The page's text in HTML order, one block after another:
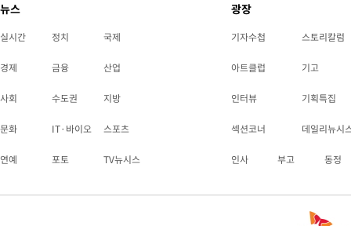
뉴스
실시간 정치 국제
경제 금융 산업
사회 수도권 지방
문화 IT·바이오 스포츠
연예 포토 TV뉴시스
광장
기자수첩 스토리칼럼
아트클럽 기고
인터뷰 기획특집
섹션코너 데일리뉴시
인사 부고 동정